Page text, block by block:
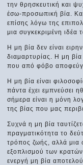
την θρησκευτική και
έσω-προσωπική βία.
επίσης λόγω της
μια συγκεκριμένη ιδέα
Η μη βία δεν είναι
διαμαρτυρίας. Η μη
που από φόβο
Η μη βία είναι
πάντα έχει εμπνεύσει
σήμερα είναι η μόνη
της βίας που μας
Συχνά η μη βία
πραγματικότητα το
τρόπος ζωής, αλλά μια
εξοπλισμού των
ενεργή μη βία